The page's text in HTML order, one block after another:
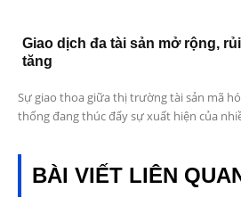
Giao dịch đa tài sản mở rộng,
tăng
Sự giao thoa giữa thị trường tài sản mã
thống đang thúc đẩy sự xuất hiện của
BÀI VIẾT LIÊN